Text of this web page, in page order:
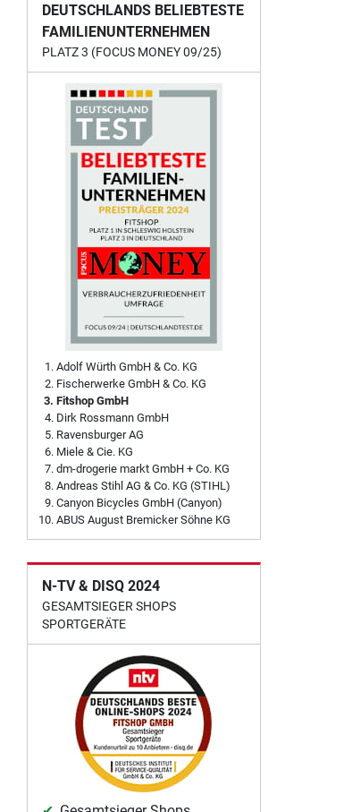
DEUTSCHLANDS BELIEBTESTE
FAMILIENUNTERNEHMEN
PLATZ 3 (FOCUS MONEY 09/25)
Adolf Würth GmbH & Co. KG
Fischerwerke GmbH & Co. KG
Fitshop GmbH
Dirk Rossmann GmbH
Ravensburger AG
Miele & Cie. KG
dm-drogerie markt GmbH + Co. KG
Andreas Stihl AG & Co. KG (STIHL)
Canyon Bicycles GmbH (Canyon)
ABUS August Bremicker Söhne KG
N-TV & DISQ 2024
GESAMTSIEGER SHOPS
SPORTGERÄTE